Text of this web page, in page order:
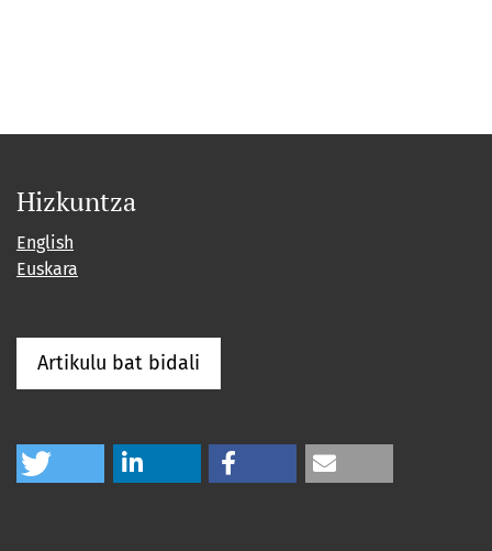
Hizkuntza
English
Euskara
Artikulu bat bidali